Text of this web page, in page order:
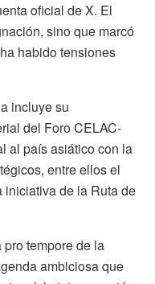
oficial de X. El
sino que marcó
habido tensiones
incluye su
del Foro CELAC-
al país asiático con la
entre ellos el
de la Ruta de
tempore de la
ambiciosa que